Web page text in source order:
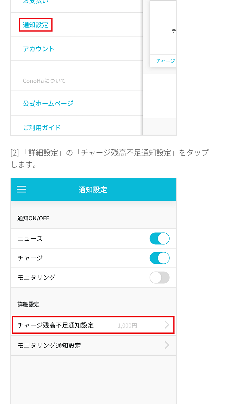
[2] 「詳細設定」の「チャージ残高不足通知設定」をタップ
します。